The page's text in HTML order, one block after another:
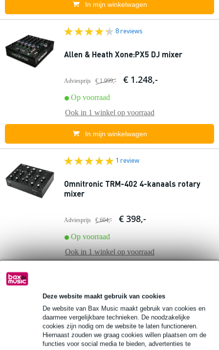
Deze website maakt gebruik van cookies
De website van Bax Music maakt gebruik van cookies en
daarmee vergelijkbare technieken. De noodzakelijke
cookies zijn nodig om de website te laten functioneren.
Hiernaast zouden we graag cookies willen plaatsen om de
functies voor social media te bieden, advertenties te
In mijn winkelwagen
8 reviews
Allen & Heath Xone:PX5 DJ mixer
Adviesprijs € 1.999,- € 1.248,-
Op voorraad
Ook in 1 winkel op voorraad
In mijn winkelwagen
1 review
Omnitronic TRM-402 4-kanaals rotary
mixer
Adviesprijs € 604,- € 398,-
Op voorraad
Ook in 1 winkel op voorraad
Omnitronic TRM-422 4-kanaals rotary
mixer
Adviesprijs € 629,- € 595,-